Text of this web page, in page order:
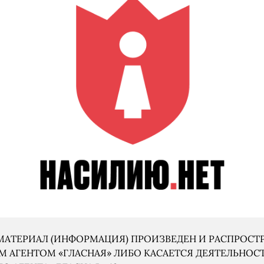
(ИНФОРМАЦИЯ) ПРОИЗВЕДЕН И
«ГЛАСНАЯ» ЛИБО КАСАЕТСЯ